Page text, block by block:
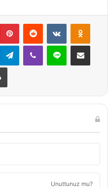
PinterestReddit VKontakte
TelegramViber Line E-Posta ile
Yazdır
Unuttunuz mu?